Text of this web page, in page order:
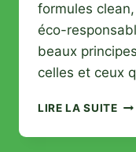
formules
éco-
beaux
celles et ceux
LIRE LA SUITE
CE